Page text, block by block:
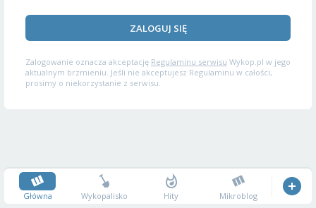
ZALOGUJ SIĘ
Zalogowanie oznacza akceptację Regulaminu serwisu Wykop.pl w jego
aktualnym brzmieniu. Jeśli nie akceptujesz Regulaminu w całości,
prosimy o niekorzystanie z serwisu.
Główna Wykopalisko Hity Mikroblog